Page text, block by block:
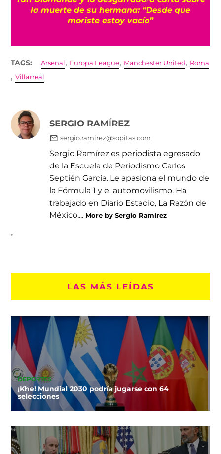
la muerte de su hermana: “Desde que
moriste estoy vacío”
TAGS: Arsenal, Europa League, Manchester United, Roma
,Villarreal
SERGIO RAMÍREZ
sergio.ramirez@sopitas.com
Sergio Ramírez es periodista egresado
de la Escuela de Periodismo Carlos
Septién García. Le apasiona el mundo de
la Fórmula 1 y el automovilismo. Ha
trabajado en Diario Estadio, La Razón de
México,... More by Sergio Ramírez
LAS MÁS LEÍDAS
DEPORTES
¡Khe! Mundial 2030 podría jugarse con 64
selecciones